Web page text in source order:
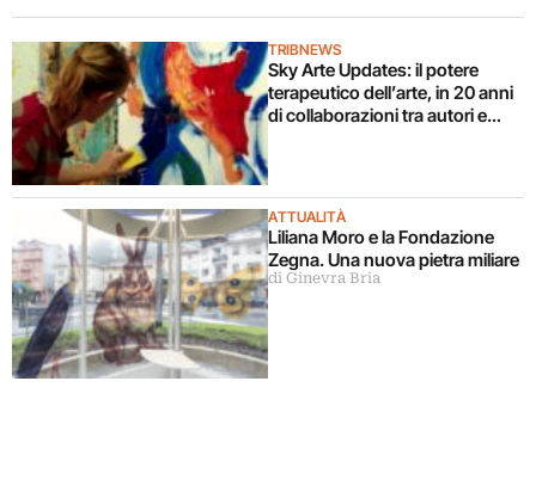
TRIBNEWS
Sky Arte Updates: il potere
terapeutico dell’arte, in 20 anni
di collaborazioni tra autori e
ATTUALITÀ
Liliana Moro e la Fondazione
Zegna. Una nuova pietra miliare
di Ginevra Bria